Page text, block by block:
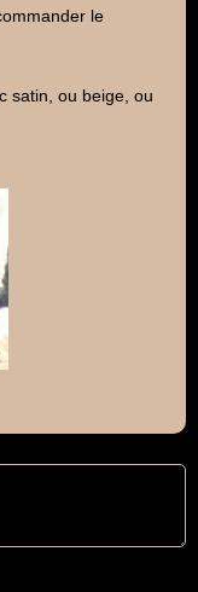
le
satin, ou beige, ou